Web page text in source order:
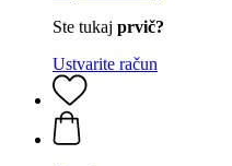
Ste tukaj prvič?
Ustvarite račun